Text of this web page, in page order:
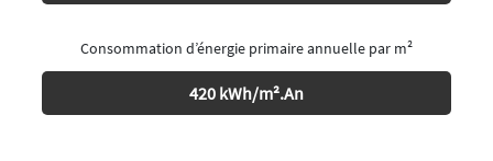
Consommation d’énergie primaire annuelle par m²
420 kWh/m².An